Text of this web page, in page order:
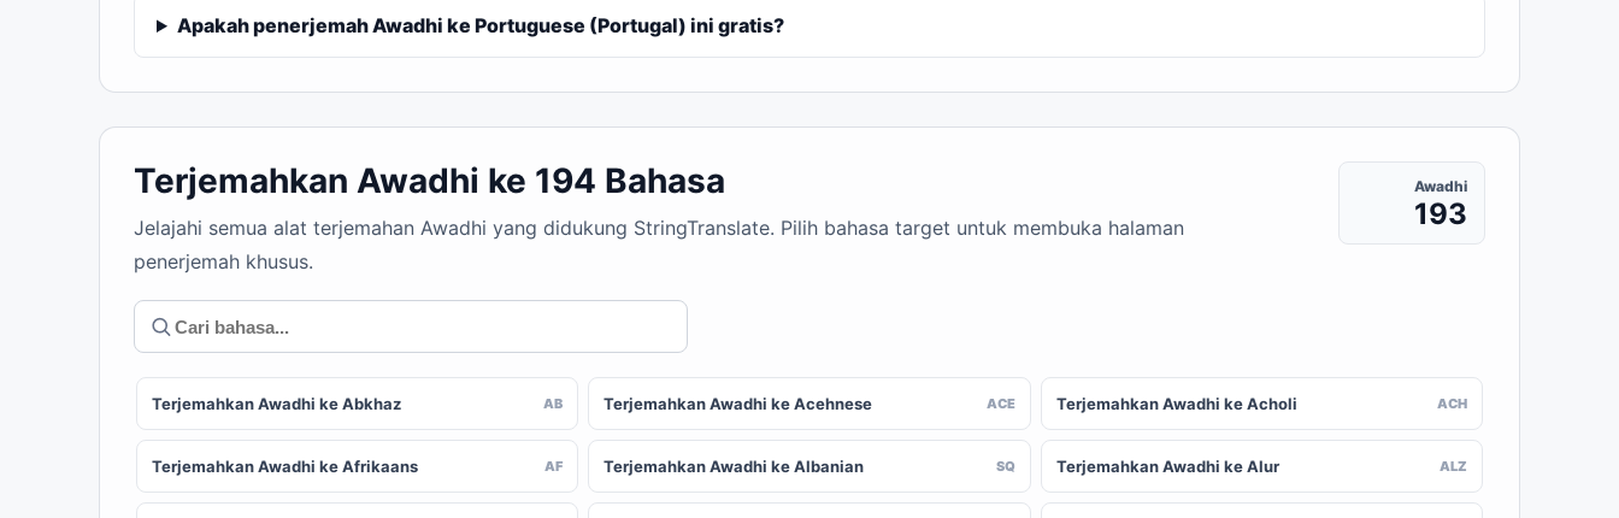
Apakah penerjemah Awadhi ke Portuguese (Portugal) ini gratis?
Terjemahkan Awadhi ke 194 Bahasa
Jelajahi semua alat terjemahan Awadhi yang didukung StringTranslate. Pilih bahasa target untuk membuka halaman
penerjemah khusus.
Awadhi
193
Terjemahkan Awadhi ke Abkhaz AB Terjemahkan Awadhi ke Acehnese ACE Terjemahkan Awadhi ke Acholi ACH
Terjemahkan Awadhi ke Afrikaans AF Terjemahkan Awadhi ke Albanian SQ Terjemahkan Awadhi ke Alur ALZ